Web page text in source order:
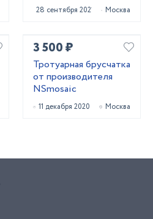
28 сентября 2021 Москва
3 500 ₽
Тротуарная брусчатка
от производителя
NSmosaic
11 декабря 2020 Москва